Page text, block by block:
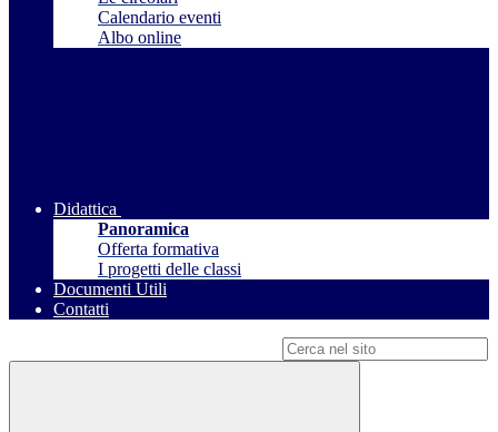
Calendario eventi
Albo online
Didattica
Panoramica
Offerta formativa
I progetti delle classi
Documenti Utili
Contatti